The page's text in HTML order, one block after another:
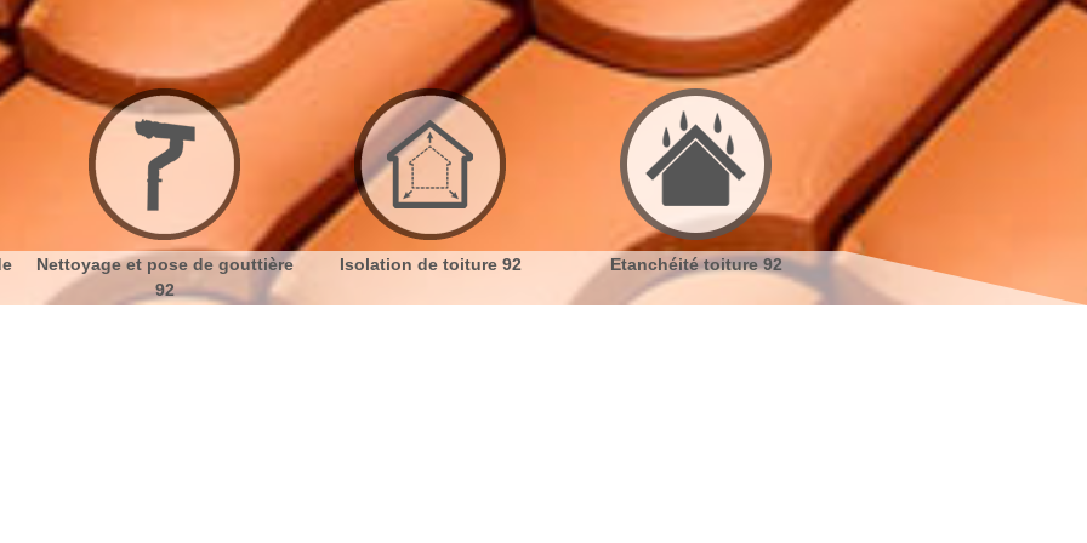
Isolation de toiture 92 Etanchéité toiture 92 Réparation de toiture 92
Nettoyage
toiture 92